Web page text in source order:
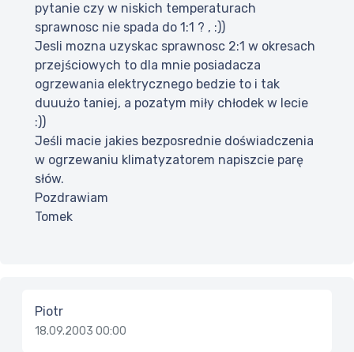
pytanie czy w niskich temperaturach
sprawnosc nie spada do 1:1 ? , :))
Jesli mozna uzyskac sprawnosc 2:1 w okresach
przejściowych to dla mnie posiadacza
ogrzewania elektrycznego bedzie to i tak
duuużo taniej, a pozatym miły chłodek w lecie
:))
Jeśli macie jakies bezposrednie doświadczenia
w ogrzewaniu klimatyzatorem napiszcie parę
słów.
Pozdrawiam
Tomek
Piotr
18.09.2003 00:00